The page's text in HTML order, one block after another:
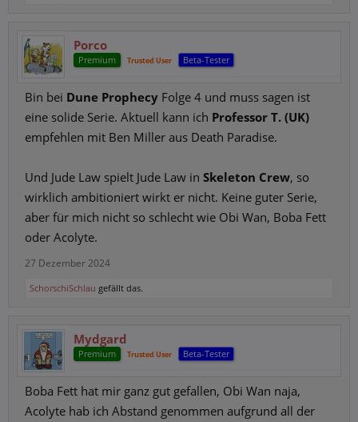
Porco
Premium Trusted User Beta-Tester
Bin bei Dune Prophecy Folge 4 und muss sagen ist
eine solide Serie. Aktuell kann ich Professor T. (UK)
empfehlen mit Ben Miller aus Death Paradise.
Und Jude Law spielt Jude Law in Skeleton Crew, so
wirklich ambitioniert wirkt er nicht. Keine guter Serie,
aber für mich nicht so schlecht wie Obi Wan, Boba Fett
oder Acolyte.
27 Dezember 2024
SchorschiSchlau gefällt das.
Mydgard
Premium Trusted User Beta-Tester
Boba Fett hat mir ganz gut gefallen, Obi Wan naja,
Acolyte hab ich Abstand genommen aufgrund all der